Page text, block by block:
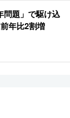
問題」で駆け込
年比2割増